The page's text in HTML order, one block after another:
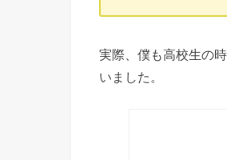
実際、僕も高校生の
いました。